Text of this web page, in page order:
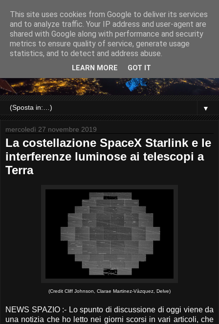
▼
mercoledì 27 novembre 2019
La costellazione SpaceX Starlink e le
interferenze luminose ai telescopi a
Terra
(Credit Cliff Johnson, Clarae Martinez-Vàzquez, Delve)
NEWS SPAZIO :- Lo spunto di discussione di oggi viene da
una notizia che ho letto nei giorni scorsi in vari articoli, che
This site uses cookies from Google to deliver its services
and to analyze traffic. Your IP address and user-agent are
shared with Google along with performance and security
metrics to ensure quality of service, generate usage
statistics, and to detect and address abuse.
LEARN MORE GOT IT